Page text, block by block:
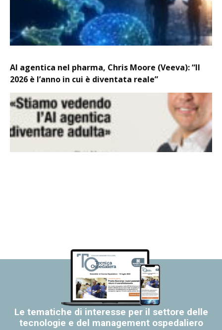
AI agentica nel pharma, Chris Moore (Veeva): “Il
2026 è l’anno in cui è diventata reale”
Le tematiche di interesse per il settore delle
tecnologie e del management ospedaliero